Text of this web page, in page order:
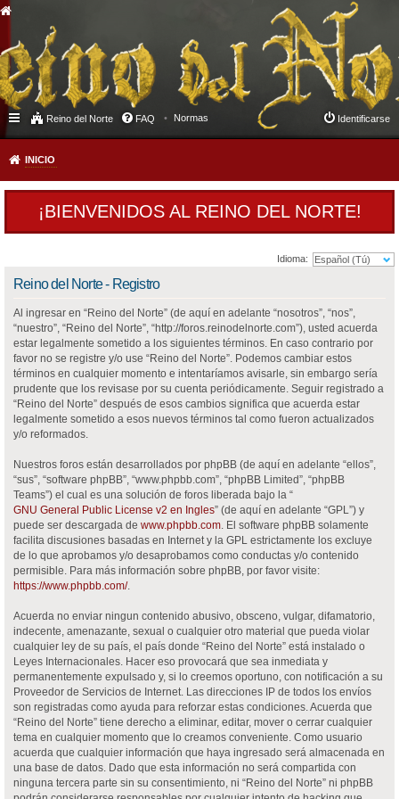
Reino del Norte FAQ Normas Identificarse
INICIO
¡BIENVENIDOS AL REINO DEL NORTE!
Idioma:
Reino del Norte - Registro
Al ingresar en “Reino del Norte” (de aquí en adelante “nosotros”, “nos”,
“nuestro”, “Reino del Norte”, “http://foros.reinodelnorte.com”), usted acuerda
estar legalmente sometido a los siguientes términos. En caso contrario por
favor no se registre y/o use “Reino del Norte”. Podemos cambiar estos
términos en cualquier momento e intentaríamos avisarle, sin embargo sería
prudente que los revisase por su cuenta periódicamente. Seguir registrado a
“Reino del Norte” después de esos cambios significa que acuerda estar
legalmente sometido a esos nuevos términos tal como fueron actualizados
y/o reformados.
Nuestros foros están desarrollados por phpBB (de aquí en adelante “ellos”,
“sus”, “software phpBB”, “www.phpbb.com”, “phpBB Limited”, “phpBB
Teams”) el cual es una solución de foros liberada bajo la “
GNU General Public License v2 en Ingles” (de aquí en adelante “GPL”) y
puede ser descargada de www.phpbb.com. El software phpBB solamente
facilita discusiones basadas en Internet y la GPL estrictamente los excluye
de lo que aprobamos y/o desaprobamos como conductas y/o contenido
permisible. Para más información sobre phpBB, por favor visite:
https://www.phpbb.com/.
Acuerda no enviar ningun contenido abusivo, obsceno, vulgar, difamatorio,
indecente, amenazante, sexual o cualquier otro material que pueda violar
cualquier ley de su país, el país donde “Reino del Norte” está instalado o
Leyes Internacionales. Hacer eso provocará que sea inmediata y
permanentemente expulsado y, si lo creemos oportuno, con notificación a su
Proveedor de Servicios de Internet. Las direcciones IP de todos los envíos
son registradas como ayuda para reforzar estas condiciones. Acuerda que
“Reino del Norte” tiene derecho a eliminar, editar, mover o cerrar cualquier
tema en cualquier momento que lo creamos conveniente. Como usuario
acuerda que cualquier información que haya ingresado será almacenada en
una base de datos. Dado que esta información no será compartida con
ninguna tercera parte sin su consentimiento, ni “Reino del Norte” ni phpBB